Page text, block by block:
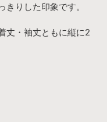
りした印象です。
丈・袖丈ともに縦に2